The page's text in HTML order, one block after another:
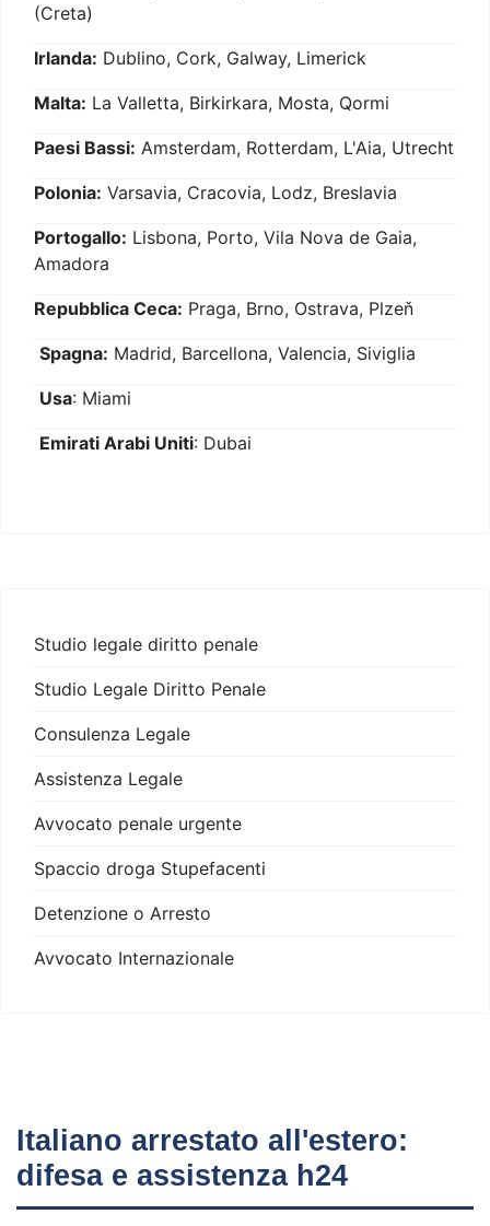
(Creta)
Irlanda: Dublino, Cork, Galway, Limerick
Malta: La Valletta, Birkirkara, Mosta, Qormi
Paesi Bassi: Amsterdam, Rotterdam, L'Aia, Utrecht
Polonia: Varsavia, Cracovia, Lodz, Breslavia
Portogallo: Lisbona, Porto, Vila Nova de Gaia,
Amadora
Repubblica Ceca: Praga, Brno, Ostrava, Plzeň
Spagna: Madrid, Barcellona, Valencia, Siviglia
Usa: Miami
Emirati Arabi Uniti: Dubai
Studio legale diritto penale
Studio Legale Diritto Penale
Consulenza Legale
Assistenza Legale
Avvocato penale urgente
Spaccio droga Stupefacenti
Detenzione o Arresto
Avvocato Internazionale
Italiano arrestato all'estero:
difesa e assistenza h24